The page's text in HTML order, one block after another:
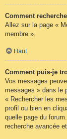
Comment
Allez sur la page «
membre ».
Haut
Comment puis-je
Vos messages
messages » dans le
« Rechercher les
profil ou bien en
quelle page du
recherche avancée